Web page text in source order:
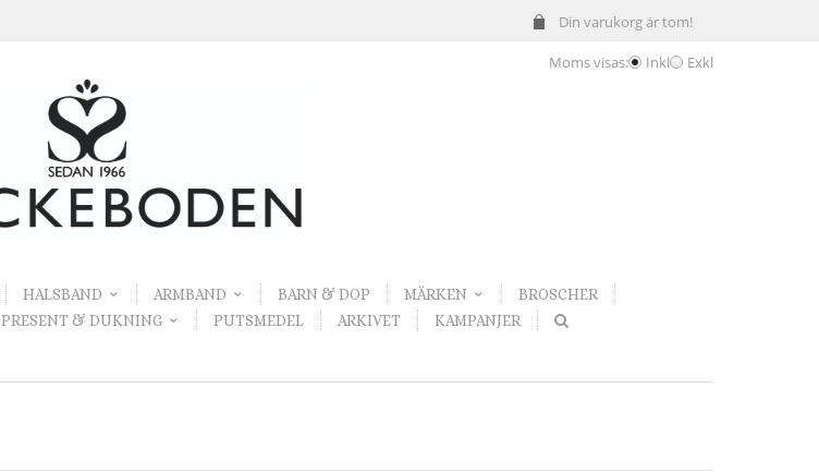
Din varukorg är tom!
Moms visas: Inkl Exkl
HALSBAND ARMBAND BARN & DOP MÄRKEN
BROSCHER
PRESENT & DUKNING PUTSMEDEL ARKIVET KAMPANJER